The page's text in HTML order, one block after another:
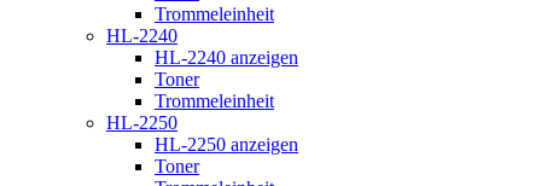
Trommeleinheit
HL-2240
HL-2240 anzeigen
Toner
Trommeleinheit
HL-2250
HL-2250 anzeigen
Toner